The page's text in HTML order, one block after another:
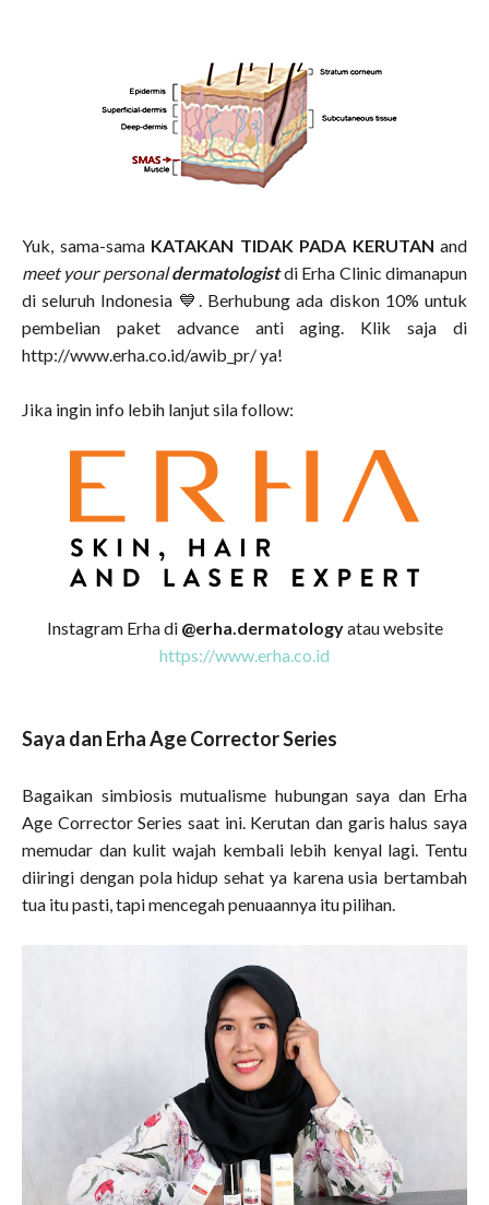
Yuk, sama-sama KATAKAN TIDAK PADA KERUTAN and
meet your personaldermatologistdi Erha Clinic dimanapun
di seluruh Indonesia 💙. Berhubung ada diskon 10% untuk
pembelian paket advance anti aging. Klik saja di
http://www.erha.co.id/awib_pr/ ya!
Jika ingin info lebih lanjut sila follow:
Instagram Erha di @erha.dermatologyatau website
https://www.erha.co.id
Saya dan Erha Age Corrector Series
Bagaikan simbiosis mutualisme hubungan saya dan Erha
Age Corrector Series saat ini. Kerutan dan garis halus saya
memudar dan kulit wajah kembali lebih kenyal lagi. Tentu
diiringi dengan pola hidup sehat ya karena usia bertambah
tua itu pasti, tapi mencegah penuaannya itu pilihan.